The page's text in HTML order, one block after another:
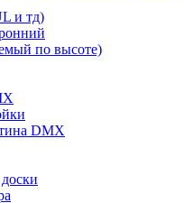
и тд)
по высоте)
DMX